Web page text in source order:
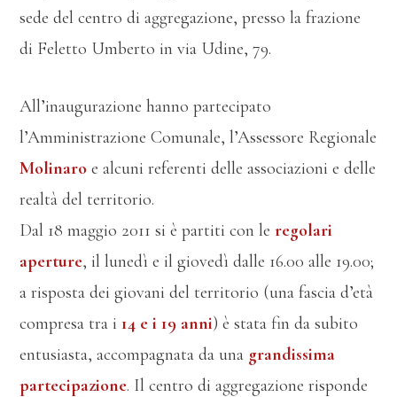
sede del centro di aggregazione, presso la frazione
di Feletto Umberto in via Udine, 79.
All’inaugurazione hanno partecipato
l’Amministrazione Comunale, l’Assessore Regionale
Molinaroe alcuni referenti delle associazioni e delle
realtà del territorio.
Dal 18 maggio 2011 si è partiti con leregolari
aperture, il lunedì e il giovedì dalle 16.00 alle 19.00;
a risposta dei giovani del territorio (una fascia d’età
compresa tra i14 e i 19 anni) è stata fin da subito
entusiasta, accompagnata da una grandissima
partecipazione. Il centro di aggregazione risponde